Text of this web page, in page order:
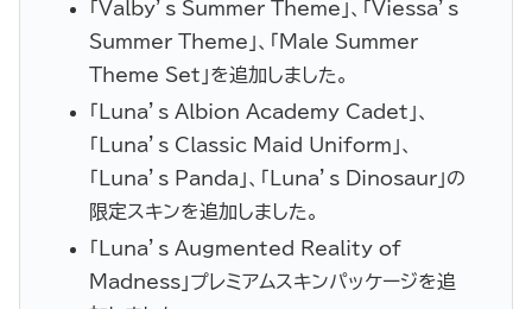
「Valby’s Summer Theme」、「Viessa’s
Summer Theme」、「Male Summer
Theme Set」を追加しました。
「Luna’s Albion Academy Cadet」、
「Luna’s Classic Maid Uniform」、
「Luna’s Panda」、「Luna’s Dinosaur」の
限定スキンを追加しました。
「Luna’s Augmented Reality of
Madness」プレミアムスキンパッケージを追